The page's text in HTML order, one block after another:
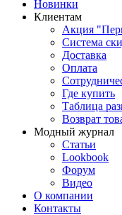
Новинки
Клиентам
Акция
Система
Доставка
Оплата
Где купить
Таблица
Возврат
Модный журнал
Статьи
Lookbook
Форум
Видео
О компании
Контакты